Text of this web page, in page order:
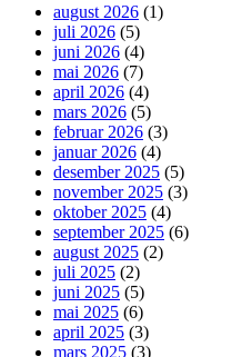
august 2026 (1)
juli 2026 (5)
juni 2026 (4)
mai 2026 (7)
april 2026 (4)
mars 2026 (5)
februar 2026 (3)
januar 2026 (4)
desember 2025 (5)
november 2025 (3)
oktober 2025 (4)
september 2025 (6)
august 2025 (2)
juli 2025 (2)
juni 2025 (5)
mai 2025 (6)
april 2025 (3)
mars 2025 (3)